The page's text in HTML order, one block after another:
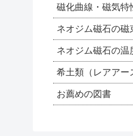
磁化曲線・磁気特
ネオジム磁石の磁
ネオジム磁石の温
希土類（レアアー
お薦めの図書